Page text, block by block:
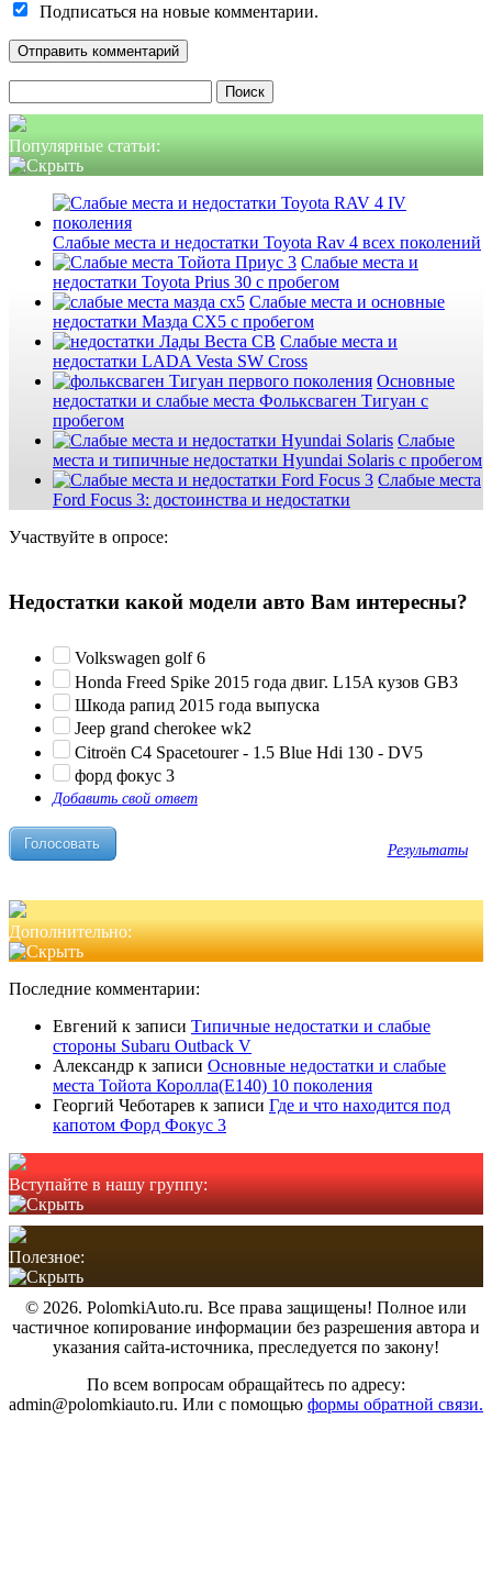
Подписаться на новые комментарии.
Популярные статьи:
Слабые места и недостатки Toyota Rav 4 всех поколений
Слабые места и
недостатки Toyota Prius 30 с пробегом
Слабые места и основные
недостатки Мазда СХ5 с пробегом
Слабые места и
недостатки LADA Vesta SW Cross
Основные
недостатки и слабые места Фольксваген Тигуан с
пробегом
Слабые
места и типичные недостатки Hyundai Solaris с пробегом
Слабые места
Ford Focus 3: достоинства и недостатки
Участвуйте в опросе:
Недостатки какой модели авто Вам интересны?
Volkswagen golf 6
Honda Freed Spike 2015 года двиг. L15A кузов GB3
Шкода рапид 2015 года выпуска
Jeep grand cherokee wk2
Citroën C4 Spacetourer - 1.5 Blue Hdi 130 - DV5
форд фокус 3
Добавить свой ответ
Результаты
Дополнительно:
Последние комментарии:
Евгений к записи Типичные недостатки и слабые
стороны Subaru Outback V
Александр к записи Основные недостатки и слабые
места Тойота Королла(Е140) 10 поколения
Георгий Чеботарев к записи Где и что находится под
капотом Форд Фокус 3
Вступайте в нашу группу:
Полезное:
© 2026. PolomkiAuto.ru. Все права защищены! Полное или
частичное копирование информации без разрешения автора и
указания сайта-источника, преследуется по закону!
По всем вопросам обращайтесь по адресу:
admin@polomkiauto.ru. Или с помощью формы обратной связи.